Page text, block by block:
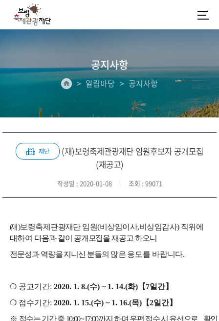
공지사항
알림마당 공지사항
재단
(재)보령축제관광재단 임원후보자 공개모집
(재공고)
작성일 : 2020-01-08 조회 : 99071
(재)보령축제관광재단 임원(비상임이사,비상임감사) 직위에
대하여 다음과 같이 공개모집을 재공고 하오니
전문성과 역량을 지니신 분들의 많은 응모를 바랍니다.
❍ 공고기간: 2020. 1. 8.(수) ~ 1. 14.(화) 【7일간】
❍ 접수기간: 2020. 1. 15.(수) ~ 1. 16.(목) 【2일간】
※ 접수는 기간 중 10:00~17:00까지 하며 우편 접수 시 유선으로 확